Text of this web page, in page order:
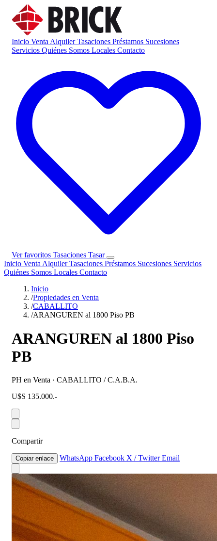
Inicio Venta AlquilerTasaciones Préstamos Sucesiones
Servicios Quiénes Somos Locales Contacto
Ver favoritos Tasaciones Tasar
Inicio Venta AlquilerTasaciones Préstamos Sucesiones Servicios
Quiénes Somos Locales Contacto
Inicio
/Propiedades en Venta
/CABALLITO
/ARANGUREN al 1800 Piso PB
ARANGUREN al 1800 Piso
PB
PH en Venta · CABALLITO / C.A.B.A.
U$S 135.000.-
Compartir
Copiar enlace WhatsApp Facebook X / TwitterEmail